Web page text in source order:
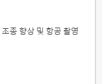
종 향상 및 항공 촬영